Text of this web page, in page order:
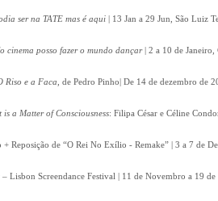
ser na TATE mas é aqui | 13 Jan a 29 Jun, São Luiz
cinema posso fazer o mundo dançar| 2 a 10 de Janeiro,
Riso e a Faca , de Pedro Pinho| De 14 de dezembro de
is a Matter of Consciousness: Filipa César e Céline
Reposição de “O Rei No Exílio - Remake” | 3 a 7 de
– Lisbon Screendance Festival | 11 de Novembro a 19